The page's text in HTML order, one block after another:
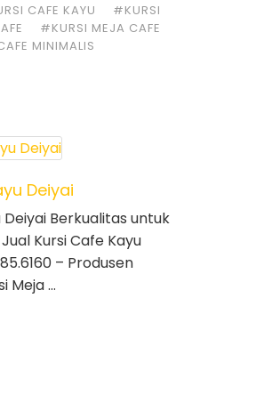
CAFE KAYU
#KURSI
#KURSI MEJA CAFE
MINIMALIS
Deiyai
Deiyai Berkualitas untuk
Kursi Cafe Kayu
– Produsen
Meja …